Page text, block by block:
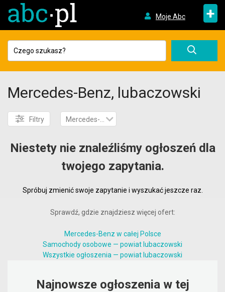
Moje Abc +
Mercedes-Benz, lubaczowski
Filtry Mercedes-Benz
Niestety nie znaleźliśmy ogłoszeń dla
twojego zapytania.
Spróbuj zmienić swoje zapytanie i wyszukać jeszcze raz.
Sprawdź, gdzie znajdziesz więcej ofert:
Mercedes-Benz w całej Polsce
Samochody osobowe — powiat lubaczowski
Wszystkie ogłoszenia — powiat lubaczowski
Najnowsze ogłoszenia w tej